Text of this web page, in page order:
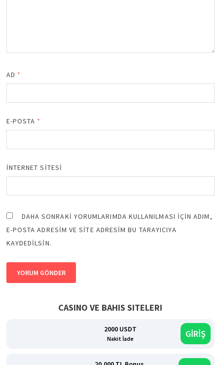
AD *
E-POSTA *
İNTERNET SITESI
DAHA SONRAKI YORUMLARIMDA KULLANILMASI IÇIN ADIM,
E-POSTA ADRESIM VE SITE ADRESIM BU TARAYICIYA
KAYDEDILSIN.
CASINO VE BAHIS SITELERI
2000 USDT
Nakit İade GİRİŞ